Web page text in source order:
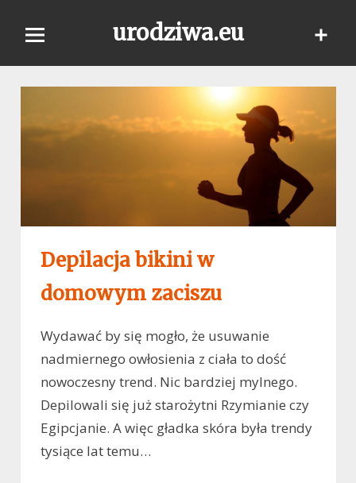
urodziwa.eu
Depilacja bikini w
domowym zaciszu
Wydawać by się mogło, że usuwanie
nadmiernego owłosienia z ciała to dość
nowoczesny trend. Nic bardziej mylnego.
Depilowali się już starożytni Rzymianie czy
Egipcjanie. A więc gładka skóra była trendy
tysiące lat temu…